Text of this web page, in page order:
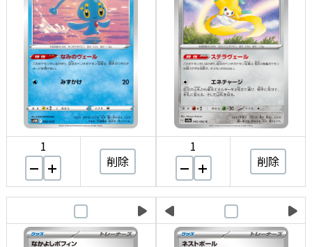
1
削除
1
削除